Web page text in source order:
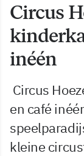
Circus
inéén
Circus
en café
kleine